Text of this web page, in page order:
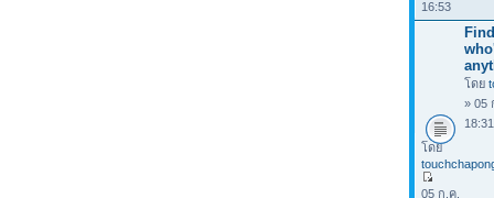
16:53
โดย
» 05
โดย
05 ก.ค.